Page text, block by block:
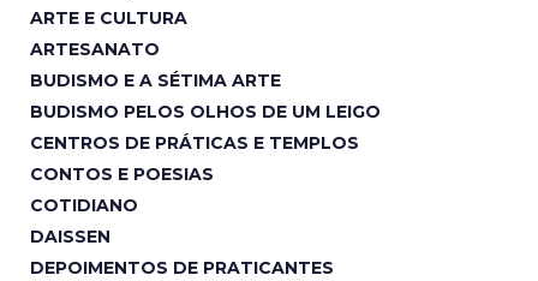
ARTE E CULTURA
ARTESANATO
BUDISMO E A SÉTIMA ARTE
BUDISMO PELOS OLHOS DE UM LEIGO
CENTROS DE PRÁTICAS E TEMPLOS
CONTOS E POESIAS
COTIDIANO
DAISSEN
DEPOIMENTOS DE PRATICANTES